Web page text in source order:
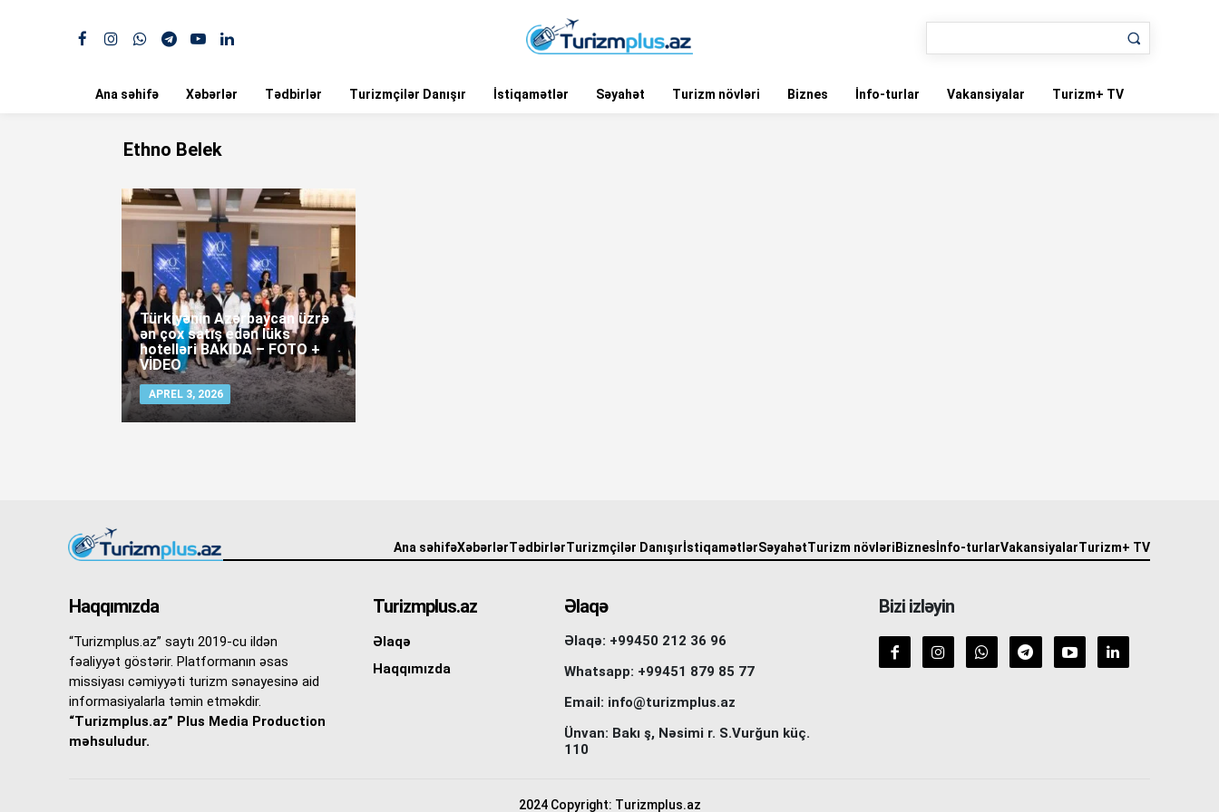
Ana səhifə Xəbərlər Tədbirlər Turizmçilər Danışır İstiqamətlər Səyahət Turizm növləri Biznes İnfo-turlar Vakansiyalar Turizm+ TV
Ethno Belek
Türkiyənin Azərbaycan üzrə
ən çox satış edən lüks
hotelləri BAKIDA – FOTO +
VİDEO
APREL 3, 2026
Ana səhifəXəbərlərTədbirlərTurizmçilər Danışır İstiqamətlərSəyahətTurizm növləri Biznes İnfo-turlarVakansiyalarTurizm+ TV
Haqqımızda
“Turizmplus.az” saytı 2019-cu ildən
fəaliyyət göstərir. Platformanın əsas
missiyası cəmiyyəti turizm sənayesinə aid
informasiyalarla təmin etməkdir.
“Turizmplus.az” Plus Media Production
məhsuludur.
Turizmplus.az
Əlaqə
Haqqımızda
Əlaqə
Əlaqə: +99450 212 36 96
Whatsapp: +99451 879 85 77
Email: info@turizmplus.az
Ünvan: Bakı ş, Nəsimi r. S.Vurğun küç.
110
Bizi izləyin
2024 Copyright: Turizmplus.az